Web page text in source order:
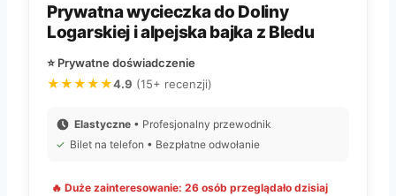
Prywatna wycieczka do Doliny
Logarskiej i alpejska bajka z Bledu
⭐ Prywatne doświadczenie
★★★★★4.9 (15+ recenzji)
Elastyczne • Profesjonalny przewodnik
✓ Bilet na telefon • Bezpłatne odwołanie
🔥 Duże zainteresowanie: 26 osób przeglądało dzisiaj